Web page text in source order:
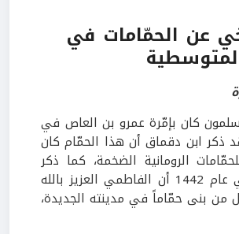
عن الحمّامات في
كان بإمّرة عمرو بن العاص في
ذكر ابن دقماق أن هذا الحمّام كان
الرومانية الضخمة، كما ذكر
المقريزي الذي توفي عام 1442 أن الفاطمي العزيز بالله
من بنى حمّاماً في مدينته الجديدة،